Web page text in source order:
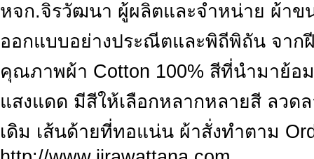
หจก.จิรวัฒนา ผู้ผลิตและจำหน่าย ผ้
ออกแบบอย่างประณีตและพิถีพิถัน จาก
คุณภาพผ้า Cotton 100% สีที่นำมาย้อ
แสงแดด มีสีให้เลือกหลากหลายสี ลว
เดิม เส้นด้ายที่ทอแน่น ผ้าสั่งทำตาม